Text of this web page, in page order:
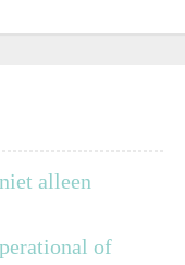
alleen
of